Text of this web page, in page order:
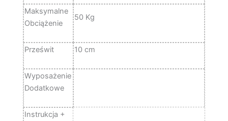
Maksymalne
Obciążenie
50 Kg
Prześwit 10 cm
Wyposażenie
Dodatkowe
Instrukcja +